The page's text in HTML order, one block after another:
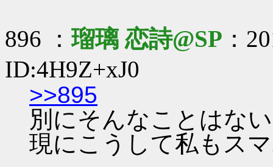
896 ：瑠璃 恋詩@SP ：
ID:4H9Z+xJ0
>>895
別にそんなことはな
現にこうして私もス